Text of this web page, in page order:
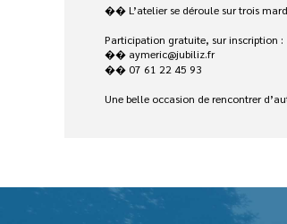
�� L’atelier se déroule sur trois
Participation gratuite, sur inscription :
�� aymeric@jubiliz.fr
�� 07 61 22 45 93
Une belle occasion de rencontrer